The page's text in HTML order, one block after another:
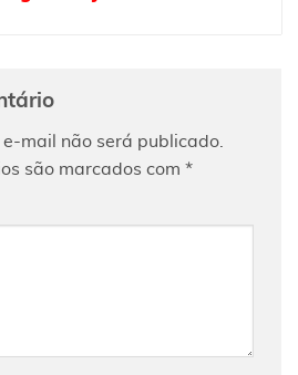
e-mail não será publicado.
são marcados com *